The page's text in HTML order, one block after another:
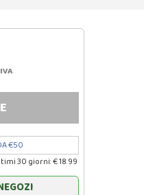
€50
30 giorni: € 18.99